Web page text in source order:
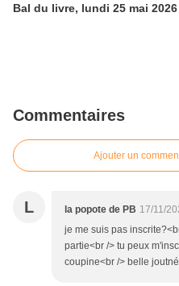
Bal du livre, lundi 25 mai 2026
Commentaires
Ajouter un
L la popote de PB 17/11/
je me suis pas
partie<br /> tu peux
coupine<br /> belle